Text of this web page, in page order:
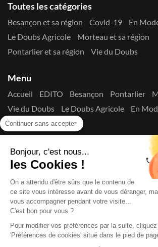
Continuer sans accepter
Bonjour, c'est nous...
les Cookies !
On a attendu d'être sûrs que le contenu de
ce site vous intéresse avant de vous déranger,
vous accompagner pendant votre visite...
C'est bon pour vous ?
Pour modifier vos préférences par la suite,
'Préférences de cookies' situé dans le pied de
Toutes les catégories
Besançon et sa région Covid-19
En
Le Doubs Agricole
Morteau et sa région
Pontarlier et sa région
Vie du Doubs
Menu
Accueil EDITO Besançon Pontarlier
Vie du Doubs
Le Doubs Agricole
En
Contactez-nous !
Suivez-nous sur les réseaux
Copyright © 2026 La Presse du Doubs
2725-8165 - N° de commission paritaire :
Données Personnelles
Mentions